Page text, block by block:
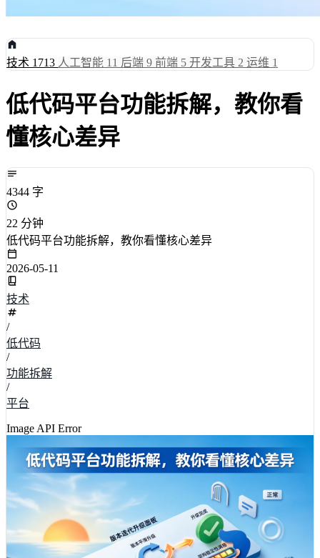
技术 1713 人工智能 11 后端 9 前端 5 开发工具 2 运维 1
低代码平台功能拆解，教你看
懂核心差异
4344 字
22 分钟
低代码平台功能拆解，教你看懂核心差异
2026-05-11
技术
/
低代码
/
功能拆解
/
平台
Image API Error